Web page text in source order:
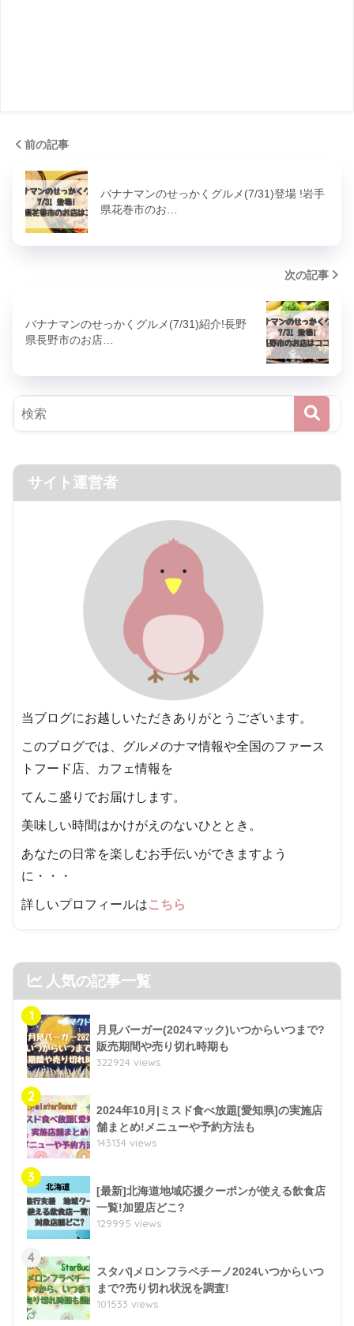
前の記事
バナナマンのせっかくグルメ(7/31)登場 !岩手
県花巻市のお…
次の記事
バナナマンのせっかくグルメ(7/31)紹介!長野
県長野市のお店…
サイト運営者
当ブログにお越しいただきありがとうございます。
このブログでは、グルメのナマ情報や全国のファース
トフード店、カフェ情報を
てんこ盛りでお届けします。
美味しい時間はかけがえのないひととき。
あなたの日常を楽しむお手伝いができますよう
に・・・
詳しいプロフィールはこちら
人気の記事一覧
1
月見バーガー(2024マック)いつからいつまで?
販売期間や売り切れ時期も
322924 views
2
2024年10月|ミスド食べ放題[愛知県]の実施店
舗まとめ!メニューや予約方法も
143134 views
3
[最新]北海道地域応援クーポンが使える飲食店
一覧!加盟店どこ?
129995 views
4
スタバ|メロンフラペチーノ2024いつからいつ
まで?売り切れ状況を調査!
101533 views